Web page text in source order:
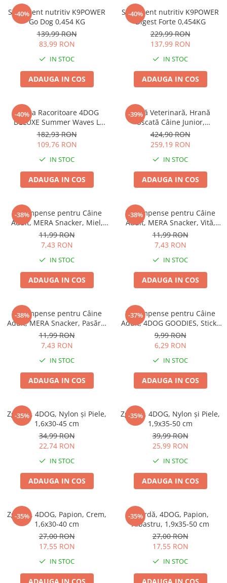
Îngrijire Păsări
Așternut Igienic Păsări
Rozătoare
Hrană Rozătoare
Meniuri Rozătoare
Delicii Rozătoare
Batoane Rozătoare
Îngrijire Rozătoare
Așternut Igienic Rozătoare
Cuști Rozătoare
Pești
Acvarii
Accesorii Acvarii
Hrană Pești
Hrană Broaște Țestoase
Întreținere Acvariu
Tratament Apă
-40%
Supliment nutritiv K9POWER
Go Dog 0,454 KG
139,99 RON
83,99 RON
IN STOC
ADAUGA IN COS
-40%
Supliment nutritiv K9POWER
Digest Forte 0,454KG
229,99 RON
137,99 RON
IN STOC
ADAUGA IN COS
-40%
Saltea Racoritoare 4DOG
DELUXE Summer Waves L
77x46cm
182,93 RON
109,76 RON
IN STOC
ADAUGA IN COS
-39%
Dietă Veterinară, Hrană
Uscată Câine Junior,
EXCLUSION Intestinal, Toate
Rasele, Porc și Orez, 12kg
424,90 RON
259,19 RON
IN STOC
ADAUGA IN COS
-38%
Recompense pentru Câine
Adult, MERA Snacker, Miel,
200g
11,99 RON
7,43 RON
IN STOC
ADAUGA IN COS
-38%
Recompense pentru Câine
Adult, MERA Snacker, Vită,
200g
11,99 RON
7,43 RON
IN STOC
ADAUGA IN COS
-38%
Recompense pentru Câine
Adult, MERA Snacker, Pasăre,
200g
11,99 RON
7,43 RON
IN STOC
ADAUGA IN COS
-37%
Recompense pentru Câine
Adult, 4DOG GOODIES, Sticks
din Orez, Talie Mică, 12 cm, 6
bucăți/pungă
9,99 RON
6,29 RON
IN STOC
ADAUGA IN COS
-35%
Zgardă, 4DOG, Nylon și Piele,
1,6x30-45 cm
34,99 RON
22,74 RON
IN STOC
ADAUGA IN COS
-35%
Zgardă, 4DOG, Nylon și Piele,
1,9x35-50 cm
39,99 RON
25,99 RON
IN STOC
ADAUGA IN COS
-35%
Zgardă, 4DOG, Papion, Crem,
1,6x30-40 cm
27,00 RON
17,55 RON
IN STOC
-35%
Zgardă, 4DOG, Papion,
Albastru, 1,9x35-50 cm
27,00 RON
17,55 RON
IN STOC